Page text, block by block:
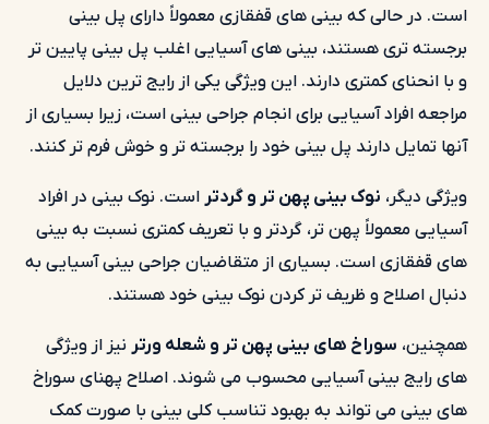
است. در حالی که بینی های قفقازی معمولاً دارای پل بینی
برجسته تری هستند، بینی های آسیایی اغلب پل بینی پایین تر
و با انحنای کمتری دارند. این ویژگی یکی از رایج ترین دلایل
مراجعه افراد آسیایی برای انجام جراحی بینی است، زیرا بسیاری از
آنها تمایل دارند پل بینی خود را برجسته تر و خوش فرم تر کنند.
ویژگی دیگر، نوک بینی پهن تر و گردتر است. نوک بینی در افراد
آسیایی معمولاً پهن تر، گردتر و با تعریف کمتری نسبت به بینی
های قفقازی است. بسیاری از متقاضیان جراحی بینی آسیایی به
دنبال اصلاح و ظریف تر کردن نوک بینی خود هستند.
همچنین، سوراخ های بینی پهن تر و شعله ورتر نیز از ویژگی
های رایج بینی آسیایی محسوب می شوند. اصلاح پهنای سوراخ
های بینی می تواند به بهبود تناسب کلی بینی با صورت کمک